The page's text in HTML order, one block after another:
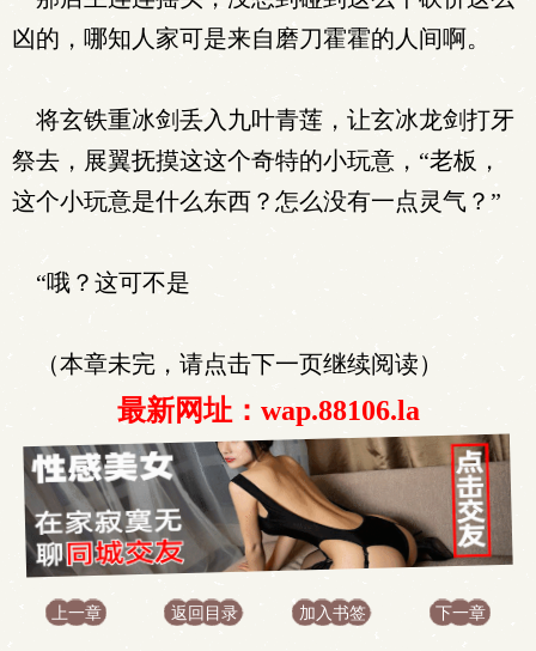
凶的，哪知人家可是来自磨刀霍霍的人间啊。
将玄铁重冰剑丢入九叶青莲，让玄冰龙剑打牙
祭去，展翼抚摸这这个奇特的小玩意，“老板，
这个小玩意是什么东西？怎么没有一点灵气？”
“哦？这可不是
（本章未完，请点击下一页继续阅读）
最新网址：wap.88106.la
上一章 返回目录 加入书签 下一章